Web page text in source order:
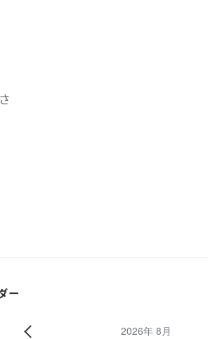
ー
2026年 8月